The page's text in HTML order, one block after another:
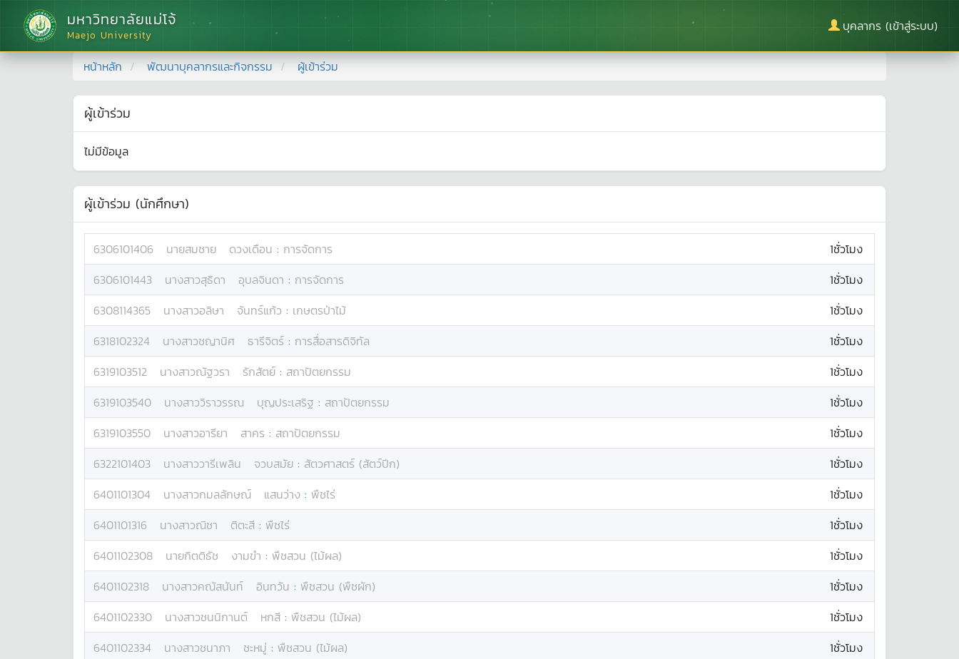
มหาวิทยาลัยแม่โจ้
Maejo University
บุคลากร (เข้าสู่ระบบ)
หน้าหลัก พัฒนาบุคลากรและกิจกรรม ผู้เข้าร่วม
ผู้เข้าร่วม
ไม่มีข้อมูล
ผู้เข้าร่วม (นักศึกษา)
6306101406 นายสมชาย ดวงเดือน : การจัดการ
1ชั่วโมง
6306101443
นางสาวสุธิดา อุบลจินดา : การจัดการ
1ชั่วโมง
6308114365
นางสาวอลิษา จันทร์แก้ว : เกษตรป่าไม้
1ชั่วโมง
6318102324
นางสาวชญานิศ ธารีจิตร์ : การสื่อสารดิจิทัล
1ชั่วโมง
6319103512
นางสาวณัฐวรา รักสัตย์ : สถาปัตยกรรม
1ชั่วโมง
6319103540
นางสาววิราวรรณ บุญประเสริฐ : สถาปัตยกรรม
1ชั่วโมง
6319103550
นางสาวอารียา สาคร : สถาปัตยกรรม
1ชั่วโมง
6322101403
นางสาววารีเพลิน จวบสมัย : สัตวศาสตร์ (สัตว์ปีก)
1ชั่วโมง
6401101304
นางสาวกมลลักษณ์ แสนว่าง : พืชไร่
1ชั่วโมง
6401101316
นางสาวณิชา ติตะสี : พืชไร่
1ชั่วโมง
6401102308
นายกิตติธัช งามขำ : พืชสวน (ไม้ผล)
1ชั่วโมง
6401102318
นางสาวคณัสนันท์ อินทวัน : พืชสวน (พืชผัก)
1ชั่วโมง
6401102330
นางสาวชนนิกานต์ หกสี : พืชสวน (ไม้ผล)
1ชั่วโมง
6401102334
นางสาวชนาภา ชะหมู่ : พืชสวน (ไม้ผล)
1ชั่วโมง